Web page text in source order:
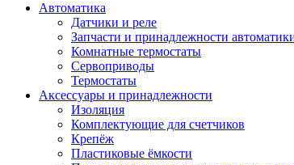
Автоматика
Датчики и реле
Запчасти и принадлежности
Комнатные термостаты
Сервоприводы
Термостаты
Аксессуары и принадлежности
Изоляция
Комплектующие для счетчиков
Крепёж
Пластиковые ёмкости